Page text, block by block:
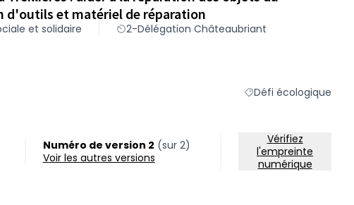
d'outils et matériel de réparation
et solidaire 2-Délégation Châteaubriant
Filtrer les résultats du
Défi écologique
Numéro de version 2 (sur 2)
voir les autres versions
Vérifiez
l'empreinte
numérique